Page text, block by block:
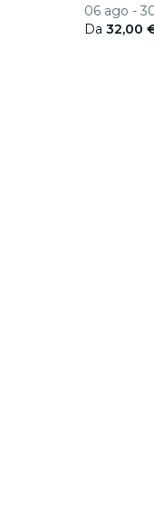
06 ago -
Da 32,00